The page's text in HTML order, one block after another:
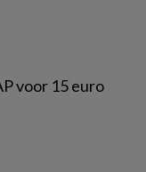
voor 15 euro